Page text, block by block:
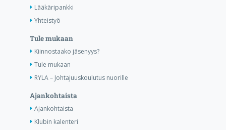
Lääkäripankki
Yhteistyö
Tule mukaan
Kiinnostaako jäsenyys?
Tule mukaan
RYLA – Johtajuuskoulutus nuorille
Ajankohtaista
Ajankohtaista
Klubin kalenteri